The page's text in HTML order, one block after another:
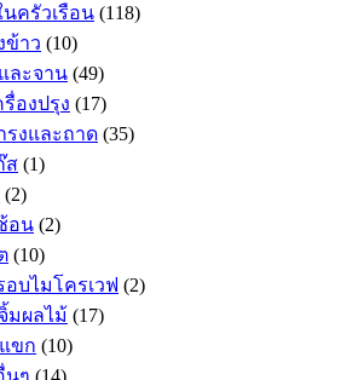
ครัวเรือน (118)
ข้าว (10)
ละจาน (49)
รื่องปรุง (17)
รงและถาด (35)
ส (1)
(2)
อน (2)
(10)
อบไมโครเวฟ (2)
มผลไม้ (17)
ขก (10)
ๆ (14)